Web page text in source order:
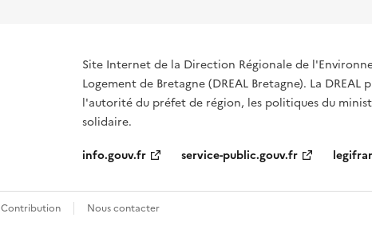
Site Internet de la Direction Régionale de
Logement de Bretagne (DREAL Bretagne). La
l'autorité du préfet de région, les politiques du
solidaire.
info.gouv.fr
service-public.gouv.fr
Contribution Nous contacter